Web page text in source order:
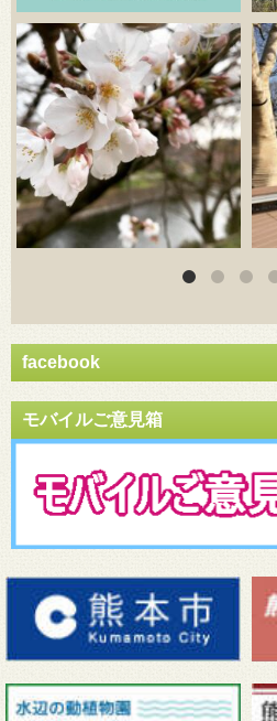
3月 20
facebook
モバイルご意見箱